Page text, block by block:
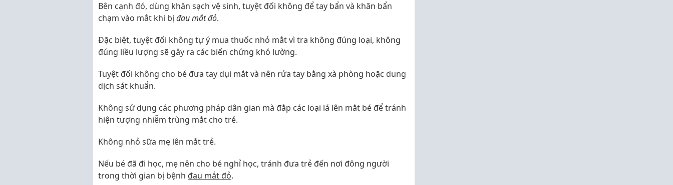
Bên cạnh đó, dùng khăn sạch vệ sinh, tuyệt đối không để tay bẩn và khăn bẩn
chạm vào mắt khi bị đau mắt đỏ.
Đặc biệt, tuyệt đối không tự ý mua thuốc nhỏ mắt vì tra không đúng loại, không
đúng liều lượng sẽ gây ra các biến chứng khó lường.
Tuyệt đối không cho bé đưa tay dụi mắt và nên rửa tay bằng xà phòng hoặc dung
dịch sát khuẩn.
Không sử dụng các phương pháp dân gian mà đắp các loại lá lên mắt bé để tránh
hiện tượng nhiễm trùng mắt cho trẻ.
Không nhỏ sữa mẹ lên mắt trẻ.
Nếu bé đã đi học, mẹ nên cho bé nghỉ học, tránh đưa trẻ đến nơi đông người
trong thời gian bị bệnh đau mắt đỏ.